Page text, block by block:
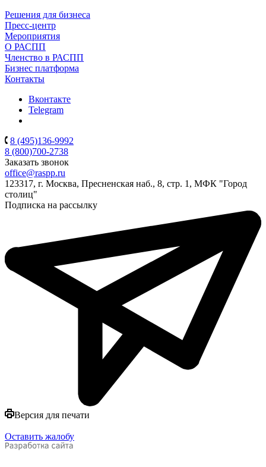
Решения для бизнеса
Пресс-центр
Мероприятия
О РАСПП
Членство в РАСПП
Бизнес платформа
Контакты
Вконтакте
Telegram
8 (495)136-9992
8 (800)700-2738
Заказать звонок
office@raspp.ru
123317, г. Москва, Пресненская наб., 8, стр. 1, МФК "Город
столиц"
Подписка на рассылку
Версия для печати
Оставить жалобу